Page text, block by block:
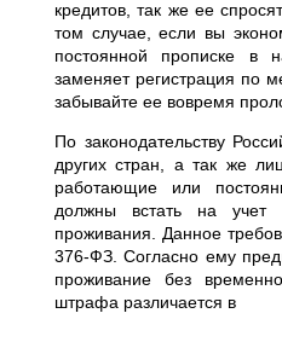
кредитов, так же ее
том случае, если вы
постоянной прописке в
заменяет регистрация по
забывайте ее вовремя
По законодательству
других стран, а так же
работающие или
должны встать на
проживания. Данное
376-ФЗ. Согласно ему
проживание без
штрафа различается в